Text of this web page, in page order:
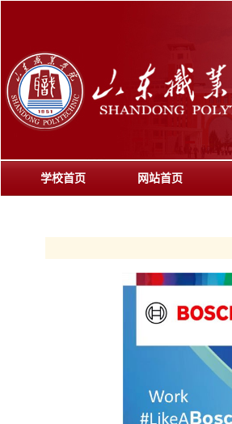
学校首页 网站首页